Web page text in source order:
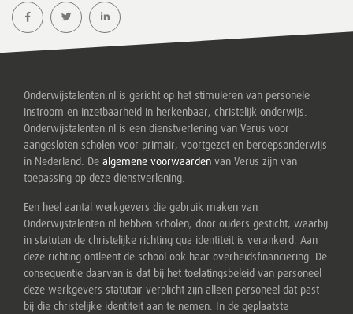
Onderwijstalenten.nl is gericht op het stimuleren van personele
instroom en inzetbaarheid in herkenbaar, christelijk onderwijs.
Onderwijstalenten.nl is een dienstverlening van Verus voor
aangesloten scholen voor primair, voortgezet en beroepsonderwijs
in Nederland. De algemene voorwaarden van Verus zijn van
toepassing op deze dienstverlening.
Een heel aantal werkgevers die gebruik maken van
Onderwijstalenten.nl hebben scholen, door ouders gesticht, waarbij
in statuten de christelijke richting qua identiteit is verankerd. Aan
deze richting ontleent de school ook haar overheidsfinanciering. De
consequentie daarvan is dat bij het toelatingsbeleid van personeel
deze werkgevers statutair verplicht zijn alleen personeel dat past
bij die christelijke identiteit aan te nemen. In de geplaatste